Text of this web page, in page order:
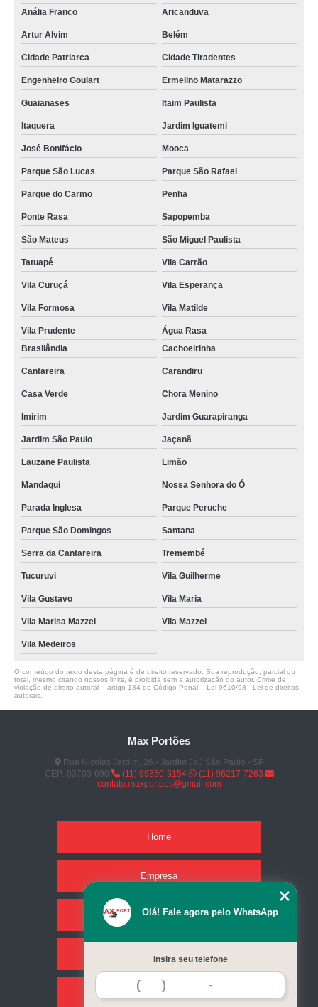
Anália Franco
Aricanduva
Artur Alvim Belém
Cidade Patriarca Cidade Tiradentes
Engenheiro Goulart Ermelino Matarazzo
Guaianases Itaim Paulista
Itaquera Jardim Iguatemi
José Bonifácio Mooca
Parque São Lucas Parque São Rafael
Parque do Carmo Penha
Ponte Rasa Sapopemba
São Mateus São Miguel Paulista
Tatuapé Vila Carrão
Vila Curuçá Vila Esperança
Vila Formosa Vila Matilde
Vila Prudente
Água Rasa
Brasilândia
Cachoeirinha
Cantareira Carandiru
Casa Verde Chora Menino
Imirim Jardim Guarapiranga
Jardim São Paulo Jaçanã
Lauzane Paulista Limão
Mandaqui Nossa Senhora do Ó
Parada Inglesa Parque Peruche
Parque São Domingos Santana
Serra da Cantareira Tremembé
Tucuruvi Vila Guilherme
Vila Gustavo Vila Maria
Vila Marisa Mazzei Vila Mazzei
Vila Medeiros
O conteúdo do texto desta página é de direito reservado. Sua reprodução, parcial ou
total, mesmo citando nossos links, é proibida sem a autorização do autor. Crime de
violação de direito autoral – artigo 184 do Código Penal – Lei 9610/98 - Lei de direitos
autorais
Max Portões
Rua Nicolas Jardim, 26 - Jardim Jaú São Paulo - SP
CEP: 03703-090
(11) 99350-3154
(11) 96217-7263
contato.maxportoes@gmail.com
Home
Empresa
Missão
Serviços
Contato
Olá! Fale agora pelo WhatsApp
Insira seu telefone